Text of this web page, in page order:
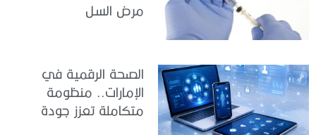
مرض السل
الصحة الرقمية في
الإمارات.. منظومة
متكاملة تعزز جودة